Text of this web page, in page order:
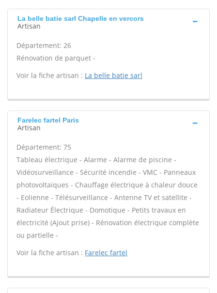
La belle batie sarl Chapelle en vercors
Artisan
Département: 26
Rénovation de parquet -
Voir la fiche artisan : La belle batie sarl
Farelec fartel Paris
Artisan
Département: 75
Tableau électrique - Alarme - Alarme de piscine -
Vidéosurveillance - Sécurité incendie - VMC - Panneaux
photovoltaïques - Chauffage électrique à chaleur douce
- Eolienne - Télésurveillance - Antenne TV et satellite -
Radiateur Électrique - Domotique - Petits travaux en
électricité (Ajout prise) - Rénovation électrique complète
ou partielle -
Voir la fiche artisan : Farelec fartel